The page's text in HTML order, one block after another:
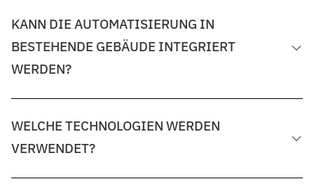
KANN DIE AUTOMATISIERUNG IN
BESTEHENDE GEBÄUDE INTEGRIERT
WERDEN?
WELCHE TECHNOLOGIEN WERDEN
VERWENDET?